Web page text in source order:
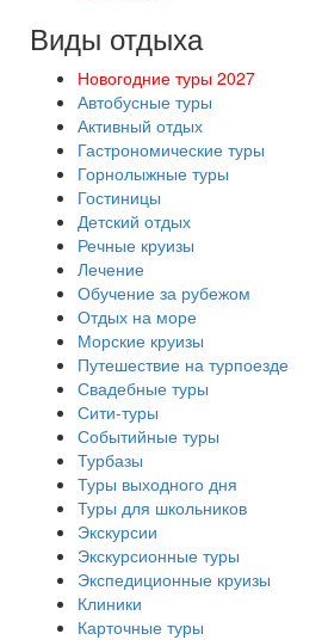
Виды отдыха
Новогодние туры 2027
Автобусные туры
Активный отдых
Гастрономические туры
Горнолыжные туры
Гостиницы
Детский отдых
Речные круизы
Лечение
Обучение за рубежом
Отдых на море
Морские круизы
Путешествие на турпоезде
Свадебные туры
Сити-туры
Событийные туры
Турбазы
Туры выходного дня
Туры для школьников
Экскурсии
Экскурсионные туры
Экспедиционные круизы
Клиники
Карточные туры